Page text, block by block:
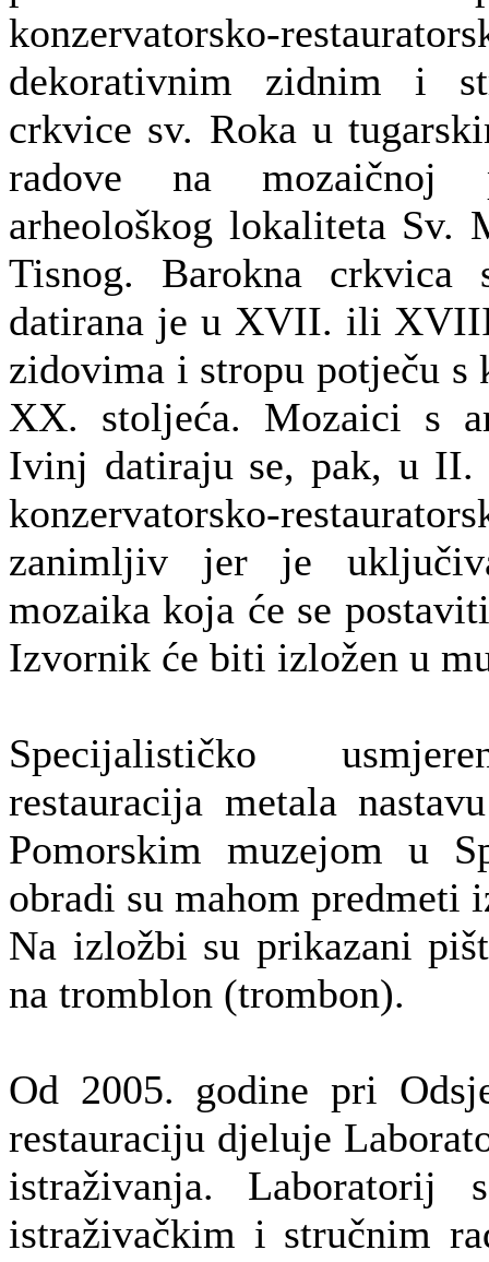
konzervatorsko-
dekorativnim zidnim i
crkvice sv. Roka u
radove na mozaičnoj
arheološkog lokaliteta Sv.
Tisnog. Barokna crkvica
datirana je u XVII. ili
zidovima i stropu potječu
XX. stoljeća. Mozaici s
Ivinj datiraju se, pak, u
konzervatorsko-
zanimljiv jer je
mozaika koja će se
Izvornik će biti izložen u
Specijalističko
restauracija metala
Pomorskim muzejom u
obradi su mahom predmeti
Na izložbi su prikazani
na tromblon (trombon).
Od 2005. godine pri
restauraciju djeluje
istraživanja. Laboratorij
istraživačkim i stručnim